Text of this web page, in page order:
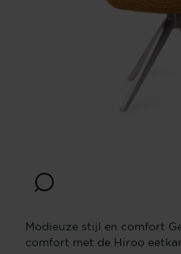
Modieuze stijl en comfort
comfort met de Hiroo